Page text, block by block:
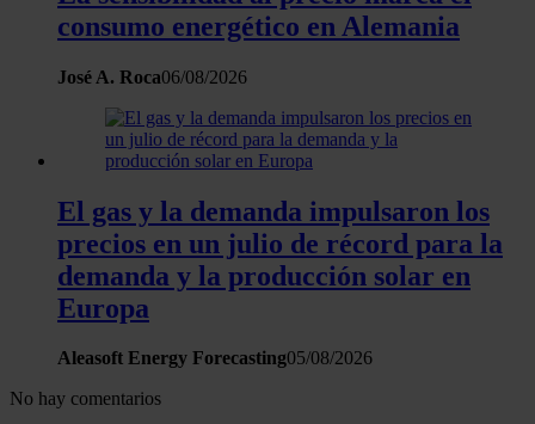
consumo energético en Alemania
José A. Roca06/08/2026
El gas y la demanda impulsaron los
precios en un julio de récord para la
demanda y la producción solar en
Europa
Aleasoft Energy Forecasting05/08/2026
No hay comentarios